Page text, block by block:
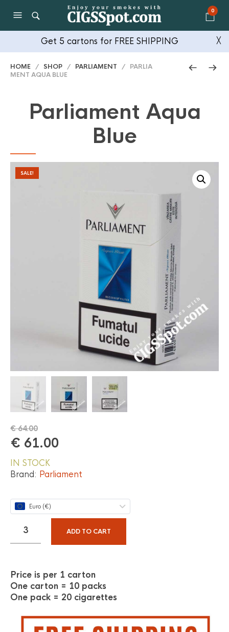
0
Get 5 cartons for FREE SHIPPING ╳
HOME / SHOP / PARLIAMENT / PARLIA
MENT AQUA BLUE
Parliament Aqua
Blue
SALE!
€64.00
€ 61.00
IN STOCK
Brand: Parliament
Euro (€)
ADD TO CART
Price is per 1 carton
One carton = 10 packs
One pack = 20 cigarettes